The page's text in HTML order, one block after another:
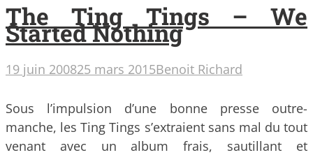
The Ting Tings – We
Started Nothing
19 juin 200825 mars 2015Benoit Richard
Sous l’impulsion d’une bonne presse outre-
manche, les Ting Tings s’extraient sans mal du tout
venant avec un album frais, sautillant et